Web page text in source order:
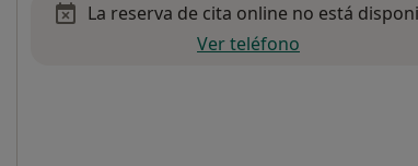
La reserva de cita online no está
Ver teléfono